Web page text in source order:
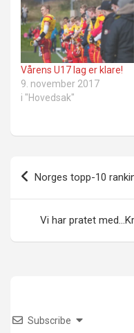
Vårens U17 lag er klare!
9. november 2017
i "Hovedsak"
Norges topp-10
Vi har pratet
Subscribe